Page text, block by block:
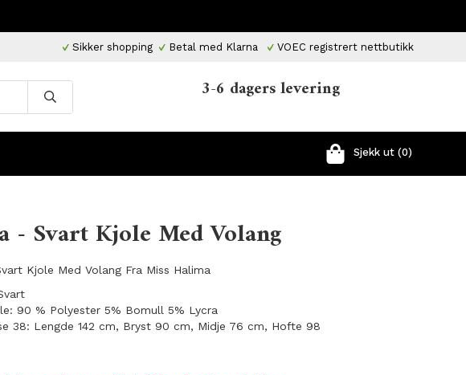
Sikker shopping Betal med Klarna VOEC registrert nettbutikk
3-6 dagers levering
Sjekk ut (0)
- Svart Kjole Med Volang
Kjole Med Volang Fra Miss Halima
90 % Polyester 5% Bomull 5% Lycra
38: Lengde 142 cm, Bryst 90 cm, Midje 76 cm, Hofte 98